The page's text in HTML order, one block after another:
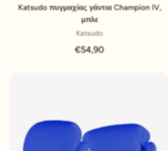
Pridať do košíka
Katsudo πυγμαχίας γάντια Champion IV,
μπλε
Katsudo
€54,90